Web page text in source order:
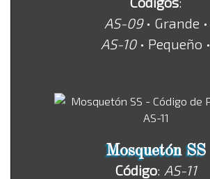
AS-09• Grande •
AS-10• Pequeño •
Mosquetón SS
Código: AS-11